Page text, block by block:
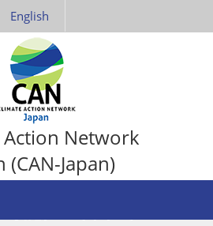
English
Action Network
(CAN-Japan)
ナー】 生物多様
る 自然共生型